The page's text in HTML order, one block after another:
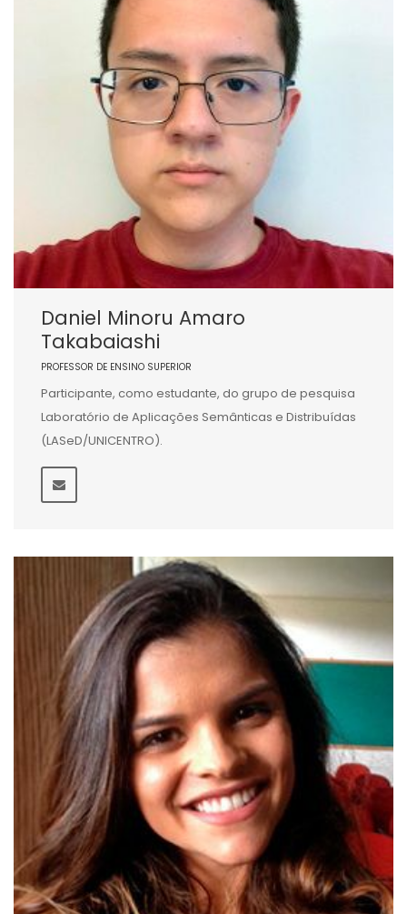
Daniel Minoru Amaro
Takabaiashi
PROFESSOR DE ENSINO SUPERIOR
Participante, como estudante, do grupo de pesquisa
Laboratório de Aplicações Semânticas e Distribuídas
(LASeD/UNICENTRO).